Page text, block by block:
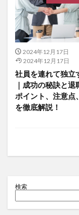
2024年12月17日
2024年12月17日
社員を連れて独立
｜成功の秘訣と退
ポイント、注意点
を徹底解説！
検索